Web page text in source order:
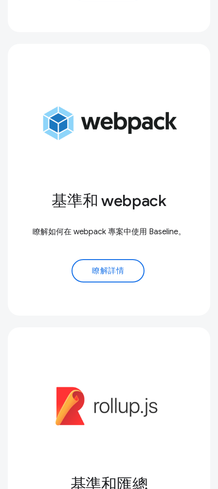
基準和 webpack
瞭解如何在 webpack 專案中使用 Baseline。
瞭解詳情
基準和匯總